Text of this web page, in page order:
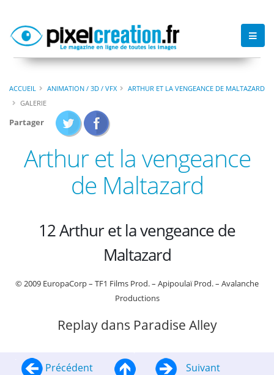
ACCUEIL ANIMATION / 3D / VFX
ARTHUR ET LA VENGEANCE DE MALTAZARD
GALERIE
Partager
Arthur et la vengeance
de Maltazard
12 Arthur et la vengeance de
Maltazard
© 2009 EuropaCorp – TF1 Films Prod. – Apipoulaï Prod. – Avalanche
Productions
Replay dans Paradise Alley
Précédent Suivant